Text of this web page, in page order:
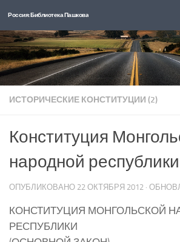
Перейти к содержимому
Россия: Библиотека Пашкова
ИСТОРИЧЕСКИЕ КОНСТИТУЦИИ (2)
Конституция
народной
ОПУБЛИКОВАНО 22 ОКТЯБРЯ 2012 ·
КОНСТИТУЦИЯ МОНГОЛЬСКОЙ
РЕСПУБЛИКИ